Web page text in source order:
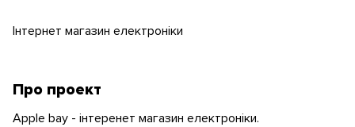
Інтернет магазин електроніки
Про проект
Apple bay - інтеренет магазин електроніки.